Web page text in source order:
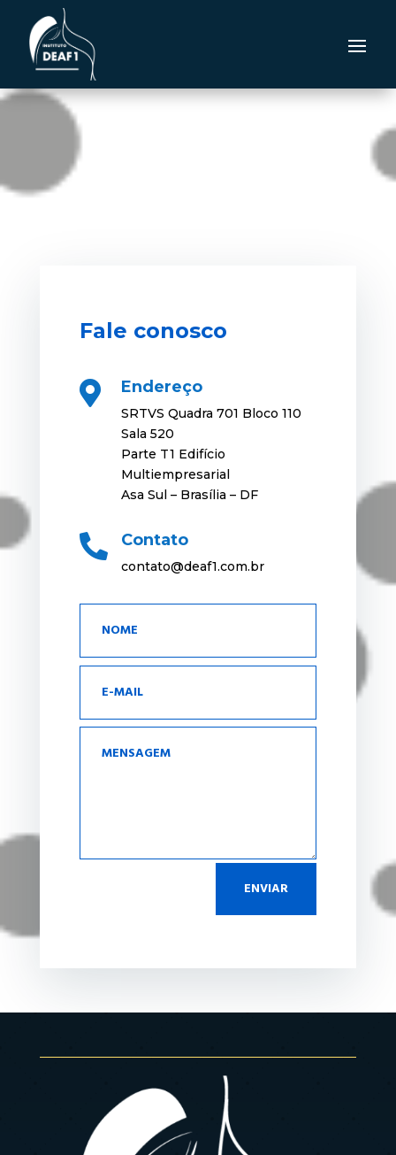
Fale conosco
 Endereço
SRTVS Quadra 701 Bloco 110
Sala 520
Parte T1 Edifício
Multiempresarial
Asa Sul – Brasília – DF
 Contato
contato@deaf1.com.br
ENVIAR